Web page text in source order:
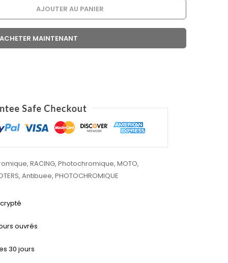
AJOUTER AU PANIER
ACHETER MAINTENANT
, RACING, Photochromique, MOTO,
, Antibuee, PHOTOCHROMIQUE
ouvrés
30 jours